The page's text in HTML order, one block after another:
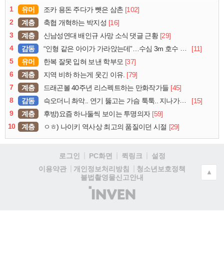
1 유머 조카 용돈 주다가 뺏은 삼촌 [102]
2
계층 축협 개혁하는 박지성 [16]
3
계층 신남성연대 배인규 사망 소식 댓글 근황 [29]
4
감동 “인형 같은 아이가 가라앉는데”…수심 3m 호수 뛰어든 60대 의인
[11]
5
유머 한복 잘못 입혀 보낸 학부모 [37]
6
계층 지역 비하 하는게 웃긴 이유. [79]
7
계층 드래곤볼 40주년 리스펙트하는 만화작가들 [45]
8
감동 슥오더니 촤악.. 연기 뚫고는 가슴 툭툭.. 지나가던 아재의 정체
[15]
9
계층 후방)요즘 하나둘씩 보이는 투명의자 [59]
10
계층 ㅇㅎ) 나이키 역사상 최고의 품질이던 시절 [29]
로그인 PC화면 퀵링크
설정
이용약관
개인정보처리방침
청소년보호정책
불법촬영물신고안내
(주)
인
▲